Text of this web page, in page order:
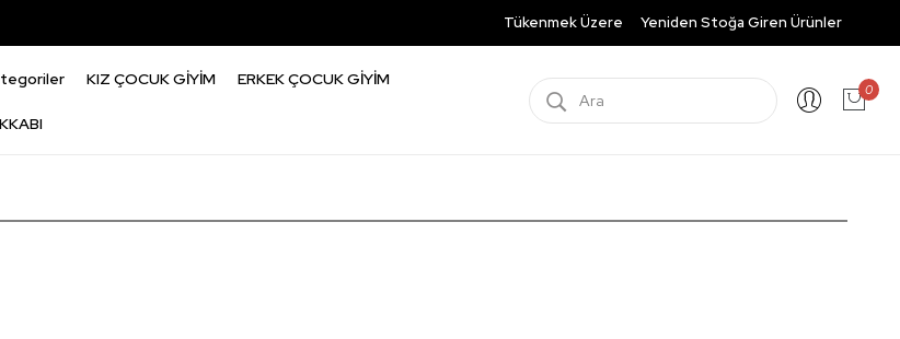
Tükenmek Üzere Yeniden Stoğa Giren Ürünler
KIZ ÇOCUK GİYİM ERKEK ÇOCUK GİYİM
0